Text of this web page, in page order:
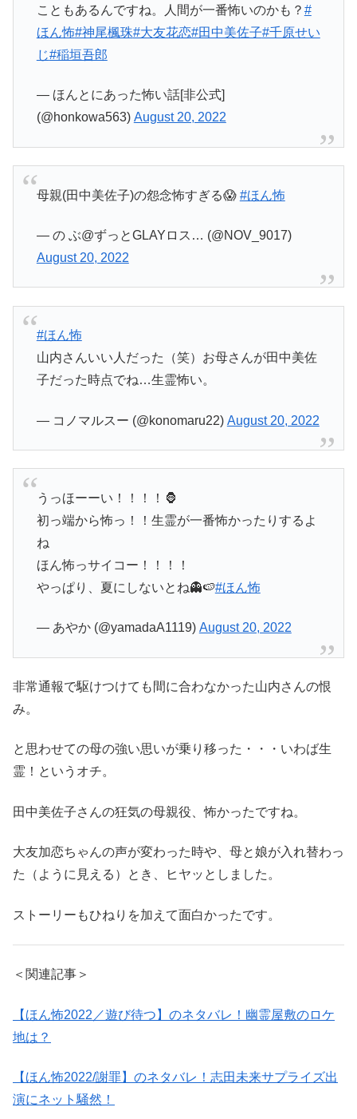
こともあるんですね。人間が一番怖いのかも？ #
ほん怖#神尾楓珠#大友花恋#田中美佐子#千原せい
じ#稲垣吾郎
— ほんとにあった怖い話[非公式]
(@honkowa563) August 20, 2022
母親(田中美佐子)の怨念怖すぎる😱 #ほん怖
— の ぶ@ずっとGLAYロス… (@NOV_9017)
August 20, 2022
#ほん怖
山内さんいい人だった（笑）お母さんが田中美佐
子だった時点でね…生霊怖い。
— コノマルスー (@konomaru22) August 20, 2022
うっほーーい！！！！🦍
初っ端から怖っ！！生霊が一番怖かったりするよ
ね
ほん怖っサイコー！！！！
やっぱり、夏にしないとね👻🍉#ほん怖
— あやか (@yamadaA1119) August 20, 2022
非常通報で駆けつけても間に合わなかった山内さんの恨
み。
と思わせての母の強い思いが乗り移った・・・いわば生
霊！というオチ。
田中美佐子さんの狂気の母親役、怖かったですね。
大友加恋ちゃんの声が変わった時や、母と娘が入れ替わっ
た（ように見える）とき、ヒヤッとしました。
ストーリーもひねりを加えて面白かったです。
＜関連記事＞
【ほん怖2022／遊び待つ】のネタバレ！幽霊屋敷のロケ
地は？
【ほん怖2022/謝罪】のネタバレ！志田未来サプライズ出
演にネット騒然！